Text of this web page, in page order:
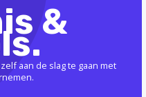
&
aan de slag te gaan met